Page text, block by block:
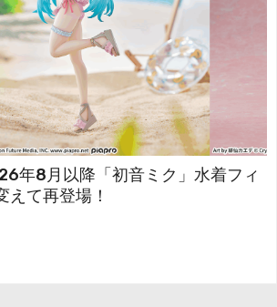
年8月以降「初音ミク」水着フィ
えて再登場！